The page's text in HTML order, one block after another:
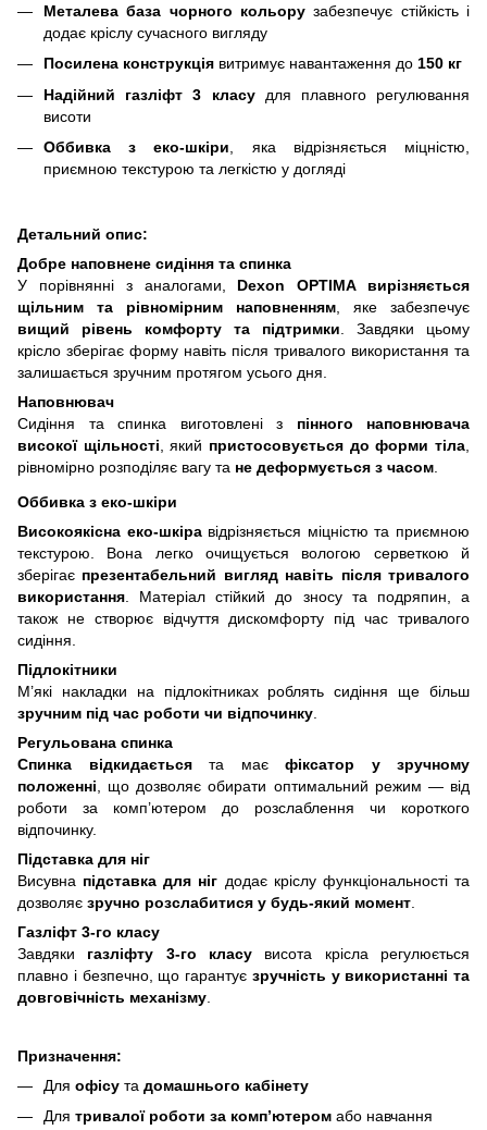
Металева база чорного кольору забезпечує стійкість і
додає кріслу сучасного вигляду
Посилена конструкція витримує навантаження до 150 кг
Надійний газліфт 3 класудля плавного регулювання
висоти
Оббивка з еко-шкіри , яка відрізняється міцністю,
приємною текстурою та легкістю у догляді
Детальний опис:
Добре наповнене сидіння та спинка
У порівнянні з аналогами, DexonOPTIMA вирізняється
щільним та рівномірним наповненням , яке забезпечує
вищий рівень комфорту та підтримки . Завдяки цьому
крісло зберігає форму навіть після тривалого використання та
залишається зручним протягом усього дня.
Наповнювач
Сидіння та спинка виготовлені з пінного наповнювача
високої щільності , який пристосовується до форми тіла
рівномірно розподіляє вагу та не деформується з часом
Оббивка з еко-шкіри
Високоякісна еко-шкіравідрізняється міцністю та приємною
текстурою. Вона легко очищується вологою серветкою й
зберігає презентабельний вигляд навіть після тривалого
використання . Матеріал стійкий до зносу та подряпин, а
також не створює відчуття дискомфорту під час тривалого
сидіння.
Підлокітники
М’які накладки на підлокітниках роблять сидіння ще більш
зручним під час роботи чи відпочинку
Регульована спинка
Спинка відкидаєтьсята має фіксатор у зручному
положенні , що дозволяє обирати оптимальний режим — від
роботи за комп’ютером до розслаблення чи короткого
відпочинку.
Підставка для ніг
Висувна підставка для ніг додає кріслу функціональності та
дозволяє зручно розслабитися у будь-який момент
Газліфт 3-го класу
Завдяки газліфту 3-го класу висота крісла регулюється
плавно і безпечно, що гарантує зручність у використанні та
довговічність механізму
Призначення:
Для офісу та домашнього кабінету
Для тривалої роботи за комп’ютером або навчання